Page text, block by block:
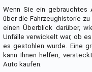
Wenn Sie ein
über die Fahrzeughistorie
einen Überblick darüber,
Unfälle verwickelt war, ob
es gestohlen wurde. Eine
kann Ihnen helfen,
Auto kaufen.